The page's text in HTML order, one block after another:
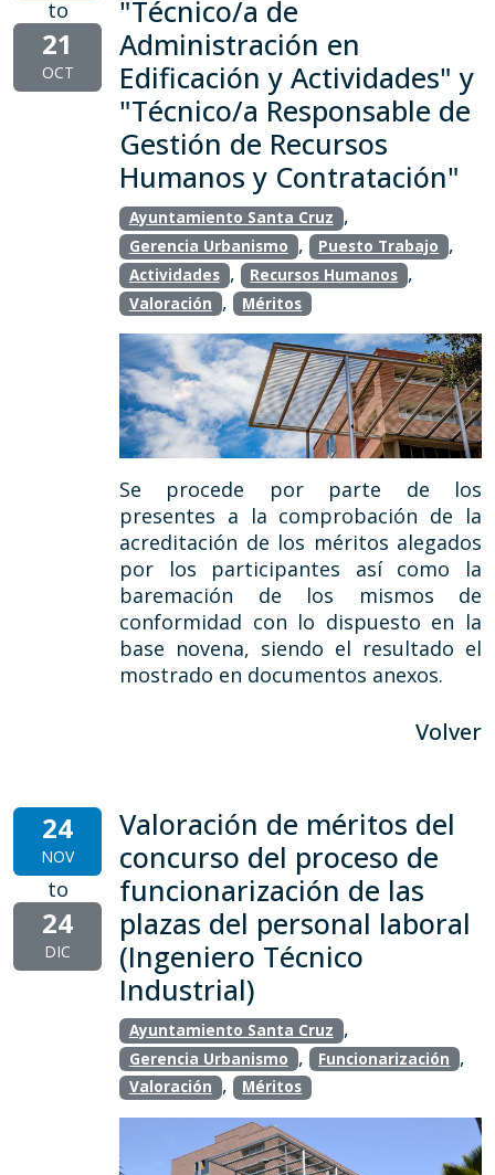
to
21
OCT
"Técnico/a de
Administración en
Edificación y Actividades" y
"Técnico/a Responsable de
Gestión de Recursos
Humanos y Contratación"
Ayuntamiento Santa Cruz ,
Gerencia Urbanismo , Puesto Trabajo ,
Actividades , Recursos Humanos ,
Valoración , Méritos
Se procede por parte de los
presentes a la comprobación de la
acreditación de los méritos alegados
por los participantes así como la
baremación de los mismos de
conformidad con lo dispuesto en la
base novena, siendo el resultado el
mostrado en documentos anexos.
Volver
24
NOV
to
24
DIC
Valoración de méritos del
concurso del proceso de
funcionarización de las
plazas del personal laboral
(Ingeniero Técnico
Industrial)
Ayuntamiento Santa Cruz ,
Gerencia Urbanismo , Funcionarización ,
Valoración , Méritos